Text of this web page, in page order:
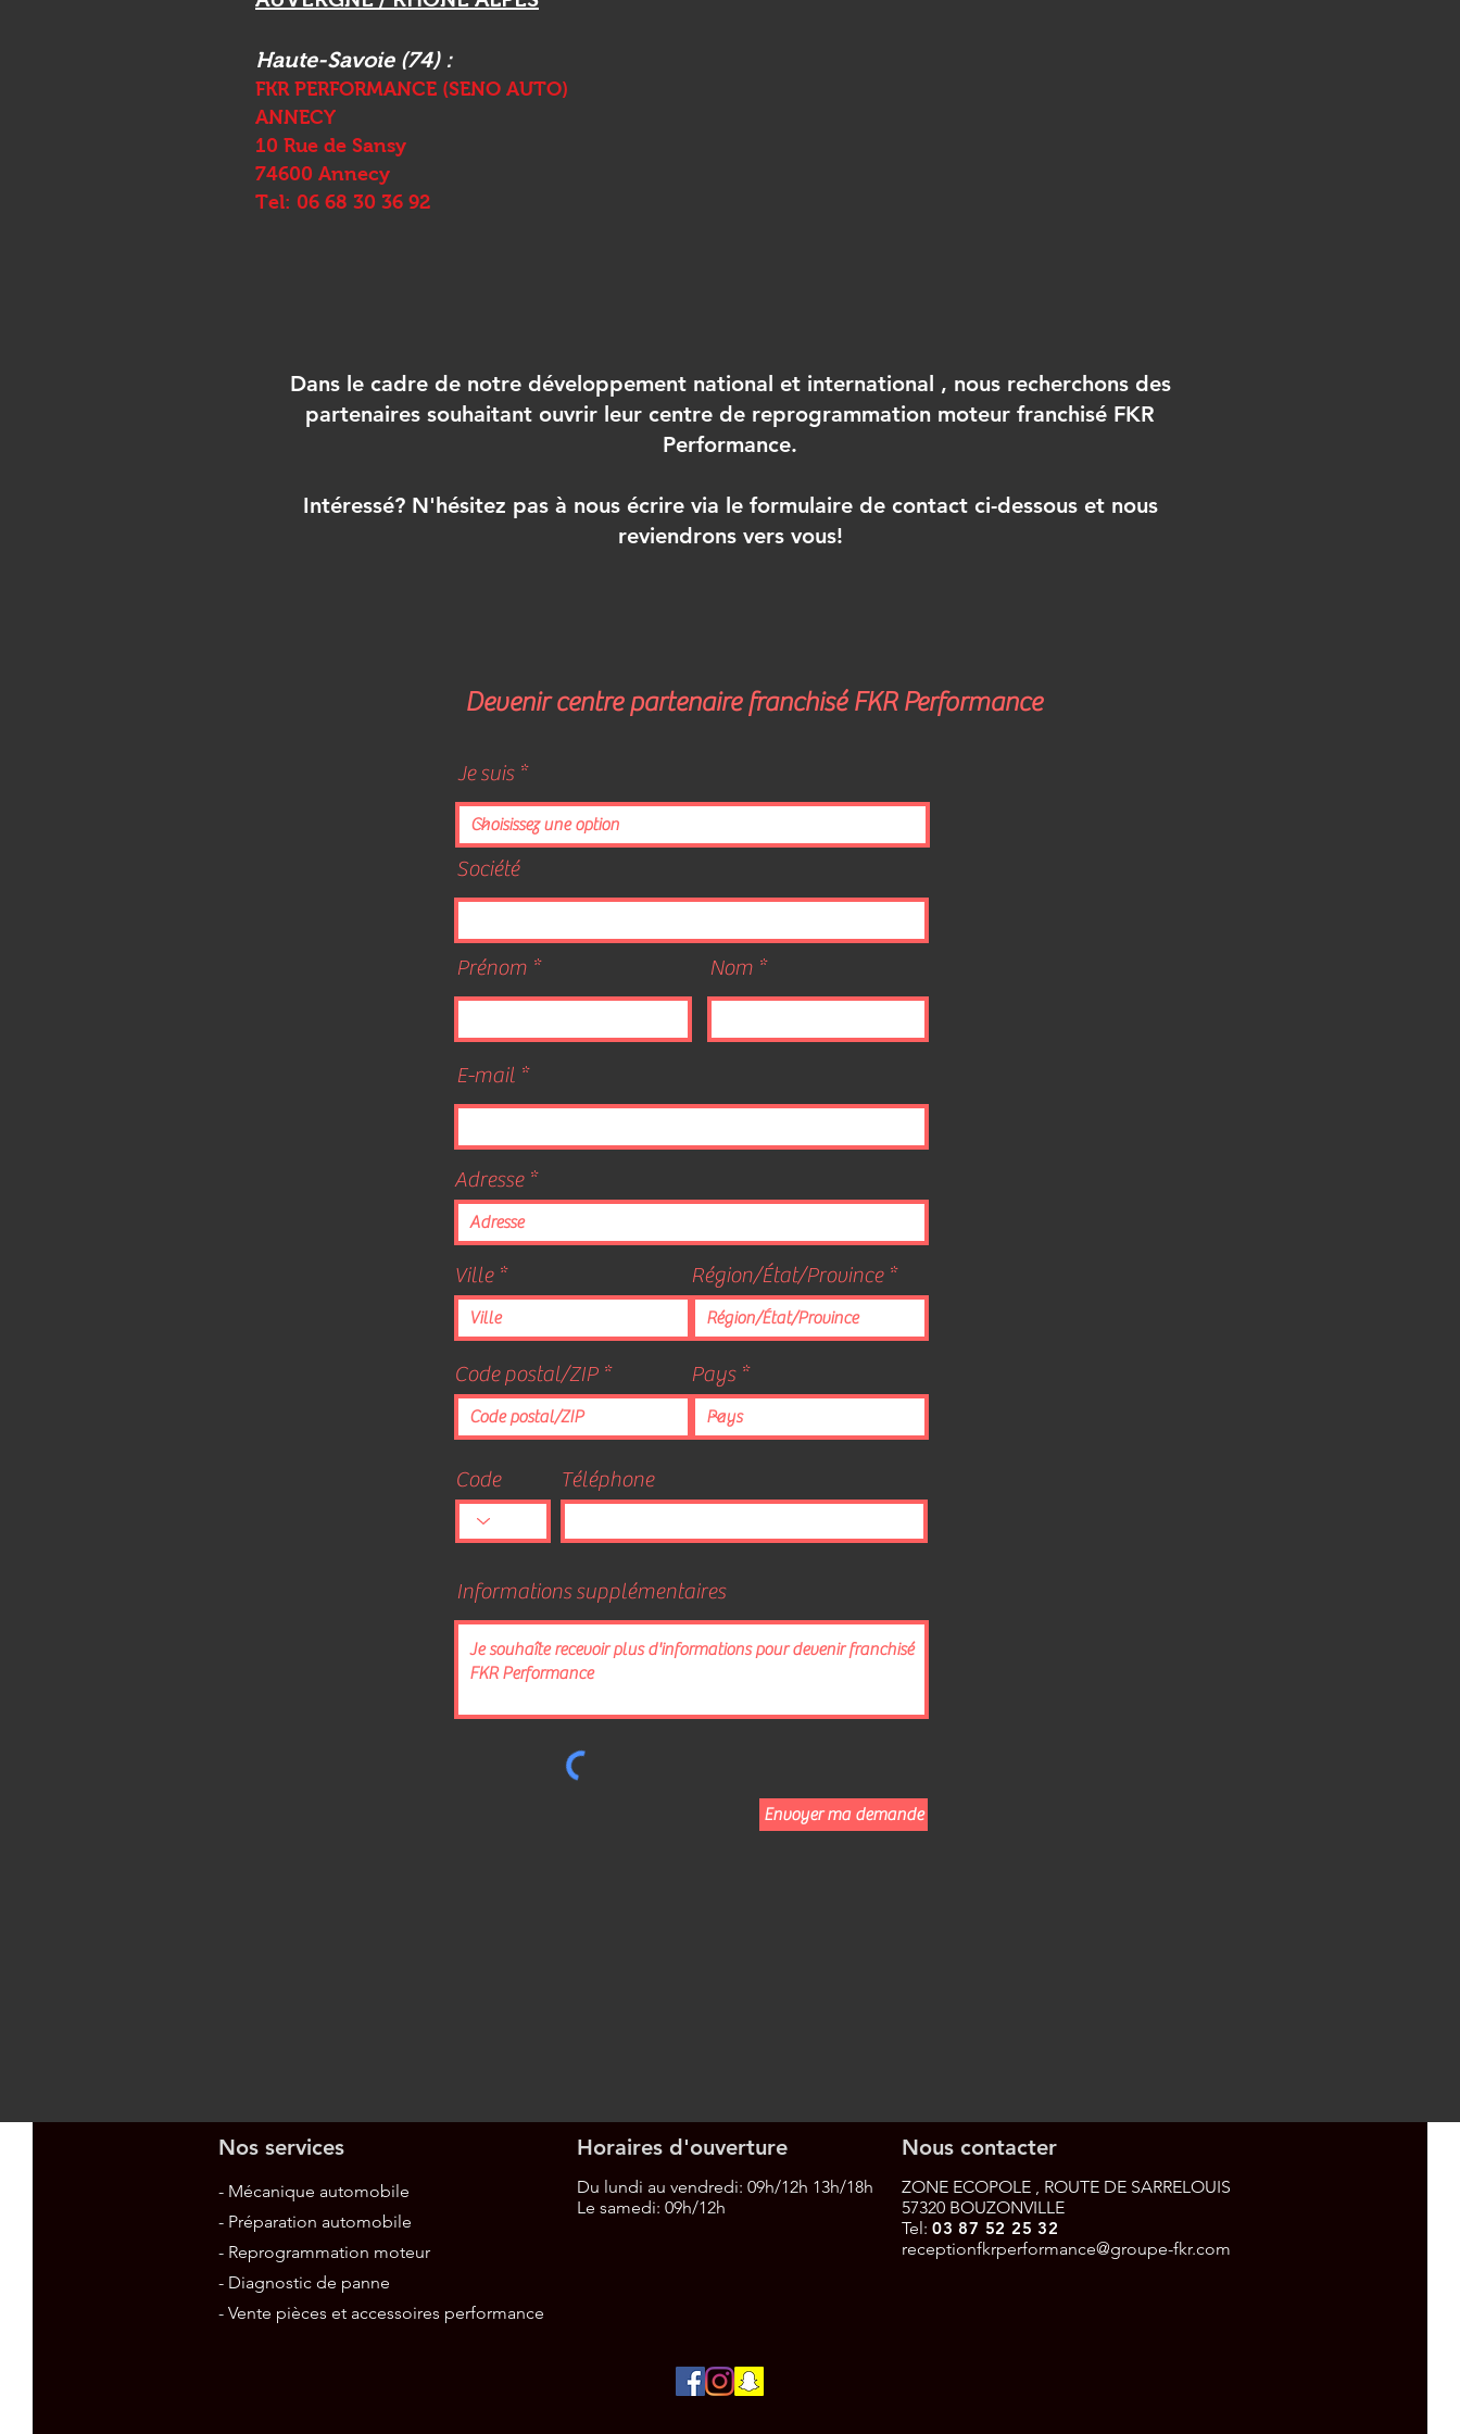
Haute-Savoie (74) :
FKR PERFORMANCE (SENO AUTO)
ANNECY
10 Rue de Sansy
74600 Annecy
Tel: 06 68 30 36 92
Dans le cadre de notre développement national et international , nous recherchons des
partenaires souhaitant ouvrir leur centre de reprogrammation moteur franchisé FKR
Performance.
Intéressé? N'hésitez pas à nous écrire via le formulaire de contact ci-dessous et nous
reviendrons vers vous!
Devenir centre partenaire franchisé FKR Performance
Je suis
Société
Prénom Nom
E-mail
Adresse
Ville Région/État/Province
Code postal/ZIP Pays
Code Téléphone
Informations supplémentaires
Envoyer ma demande
Nos services
- Mécanique automobile
- Préparation automobile
- Reprogrammation moteur
- Diagnostic de panne
- Vente pièces et accessoires performance
Horaires d'ouverture
Du lundi au vendredi: 09h/12h 13h/18h
Le samedi: 09h/12h
Nous contacter
ZONE ECOPOLE , ROUTE DE SARRELOUIS
57320 BOUZONVILLE
Tel: 03 87 52 25 32
receptionfkrperformance@groupe-fkr.com